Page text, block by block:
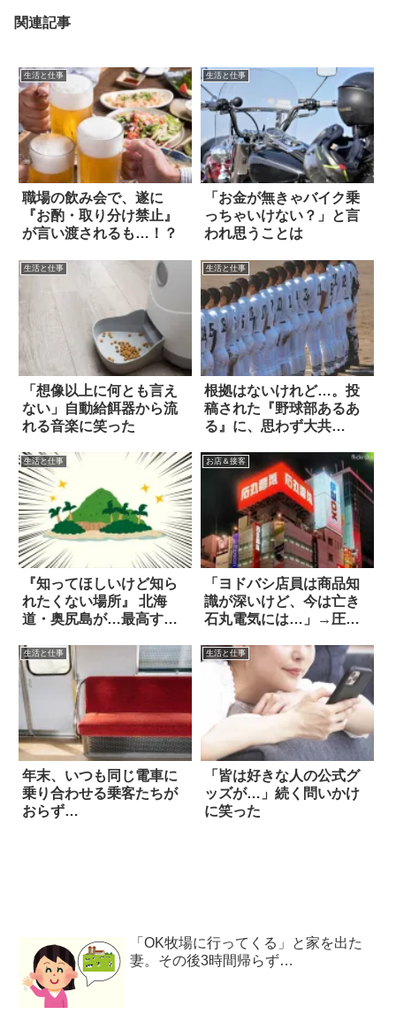
関連記事
生活と仕事
職場の飲み会で、遂に
『お酌・取り分け禁止』
が言い渡されるも…！？
生活と仕事
「お金が無きゃバイク乗
っちゃいけない？」と言
われ思うことは
生活と仕事
「想像以上に何とも言え
ない」自動給餌器から流
れる音楽に笑った
生活と仕事
根拠はないけれど…。投
稿された『野球部あるあ
る』に、思わず大共
生活と仕事
『知ってほしいけど知ら
れたくない場所』 北海
道・奥尻島が…最高すぎ
お店＆接客
「ヨドバシ店員は商品知
識が深いけど、今は亡き
石丸電気には…」→圧倒
生活と仕事
年末、いつも同じ電車に
乗り合わせる乗客たちが
おらず…
生活と仕事
「皆は好きな人の公式グ
ッズが…」続く問いかけ
に笑った
「OK牧場に行ってくる」と家を出た
妻。その後3時間帰らず…